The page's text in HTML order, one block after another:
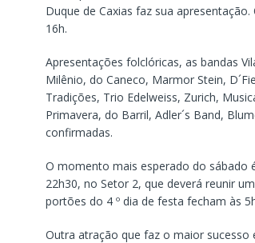
Duque de Caxias faz sua
16h.
Apresentações folclóricas, as bandas
Milênio, do Caneco, Marmor Stein,
Tradições, Trio Edelweiss, Zurich,
Primavera, do Barril, Adler´s Band,
confirmadas.
O momento mais esperado do sábado
22h30, no Setor 2, que deverá reunir
portões do 4 º dia de festa fecham às
Outra atração que faz o maior